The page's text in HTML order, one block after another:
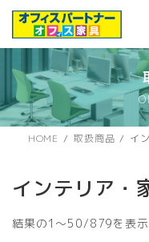
ス
キ
ン
に
HOME 取扱商品 イ
インテリア・
結果の1～50/879を表示